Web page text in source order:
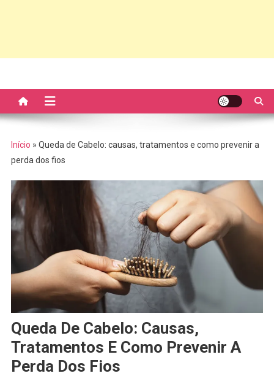
Início » Queda de Cabelo: causas, tratamentos e como prevenir a
perda dos fios
Queda De Cabelo: Causas,
Tratamentos E Como Prevenir A
Perda Dos Fios